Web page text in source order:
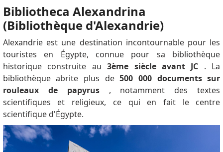
you to submit your application through their website.
Antondit:
You cannot register on Egyptian Ministry of
Interior website if you're foreigner. How can I
apply for that visa?
David Schooley
dit:
what documents are needed for the 5 year visa for
USA? how long is the process, immediate at cairo intl
airport?
dit:
Has anyone obtained a five-year tourist visa? I
am an American citizen with an apartment in
Bibliotheca Alexandrina
(Bibliothèque d'Alexandrie)
Alexandrie est une destination incontournable pour les
touristes en Égypte, connue pour sa bibliothèque
historique construite au3ème siècle avant JC . La
bibliothèque abrite plus de500 000 documents sur
rouleaux de papyrus , notamment des textes
scientifiques et religieux, ce qui en fait le centre
scientifique d'Égypte.